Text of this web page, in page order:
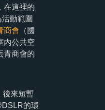
，在這裡的
動範圍
商會 （國
內公共空
青商會的
後來短暫
的環